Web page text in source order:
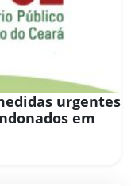
urgentes
em